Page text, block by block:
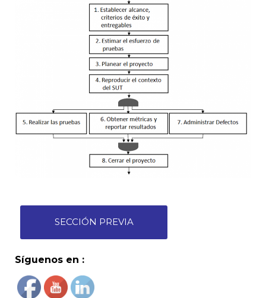
SECCIÓN PREVIA
Síguenos en :